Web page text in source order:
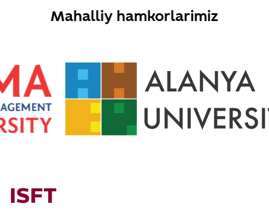
Mahalliy hamkorlarimiz
ISFT